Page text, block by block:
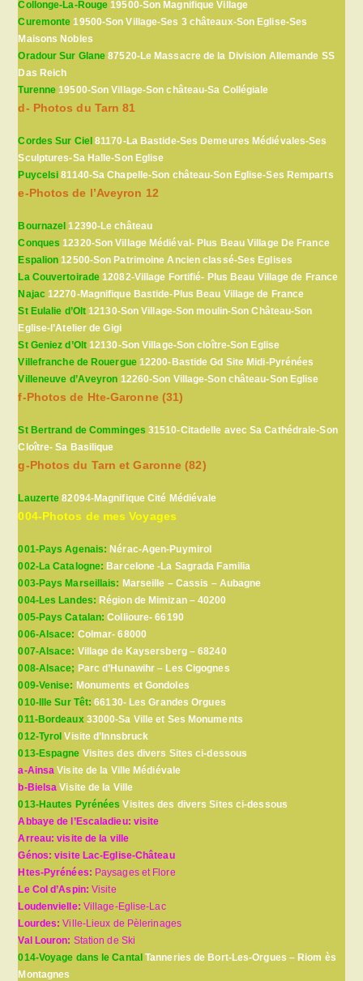
Collonge-La-Rouge 19500-Son Magnifique Village
Curemonte 19500-Son Village-Ses 3 châteaux-Son Eglise-Ses
Maisons Nobles
Oradour Sur Glane 87520-Le Massacre de la Division Allemande SS
Das Reich
Turenne 19500-Son Village-Son château-Sa Collégiale
d- Photos du Tarn 81
Cordes Sur Ciel81170-La Bastide-Ses Demeures Médiévales-Ses
Sculptures-Sa Halle-Son Eglise
Puycelsi 81140-Sa Chapelle-Son château-Son Eglise-Ses Remparts
e-Photos de l’Aveyron 12
Bournazel 12390-Le château
Conques 12320-Son Village Médiéval- Plus Beau Village De France
Espalion 12500-Son Patrimoine Ancien classé-Ses Eglises
La Couvertoirade 12082-Village Fortifié- Plus Beau Village de France
Najac12270-Magnifique Bastide-Plus Beau Village de France
St Eulalie d’Olt 12130-Son Village-Son moulin-Son Château-Son
Eglise-l’Atelier de Gigi
St Geniez d’Olt12130-Son Village-Son cloître-Son Eglise
Villefranche de Rouergue12200-Bastide Gd Site Midi-Pyrénées
Villeneuve d’Aveyron 12260-Son Village-Son château-Son Eglise
f-Photos de Hte-Garonne (31)
St Bertrand de Comminges 31510-Citadelle avec Sa Cathédrale-Son
Cloître- Sa Basilique
g-Photos du Tarn et Garonne (82)
Lauzerte 82094-Magnifique Cité Médiévale
004-Photos de mes Voyages
001-Pays Agenais: Nérac-Agen-Puymirol
002-La Catalogne:Barcelone -La Sagrada Familia
003-Pays Marseillais: Marseille – Cassis – Aubagne
004-Les Landes:Région de Mimizan – 40200
005-Pays Catalan:Collioure- 66190
006-Alsace: Colmar- 68000
007-Alsace: Village de Kaysersberg – 68240
008-Alsace; Parc d’Hunawihr – Les Cigognes
009-Venise: Monuments et Gondoles
010-Ille Sur Têt:66130- Les Grandes Orgues
011-Bordeaux33000-Sa Ville et Ses Monuments
012-Tyrol Visite d’Innsbruck
013-Espagne Visites des divers Sites ci-dessous
a-Ainsa Visite de la Ville Médiévale
b-Bielsa Visite de la Ville
013-Hautes Pyrénées Visites des divers Sites ci-dessous
Abbaye de l’Escaladieu: visite
Arreau: visite de la ville
Génos: visite Lac-Eglise-Château
Htes-Pyrénées: Paysages et Flore
Le Col d’Aspin:Visite
Loudenvielle: Village-Eglise-Lac
Lourdes:Ville-Lieux de Pèlerinages
Val Louron: Station de Ski
014-Voyage dans le CantalTanneries de Bort-Les-Orgues – Riom ès
Montagnes